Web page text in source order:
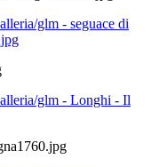
glm - seguace di
glm - Longhi - Il